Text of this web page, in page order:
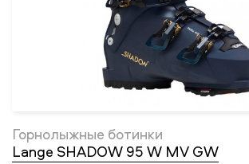
Горнолыжные ботинки
Lange SHADOW 95 W MV GW